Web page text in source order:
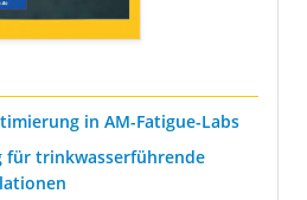
in AM-Fatigue-Labs
für trinkwasserführende